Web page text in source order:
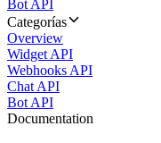
Bot API
Categorías
Overview
Widget API
Webhooks API
Chat API
Bot API
Documentation